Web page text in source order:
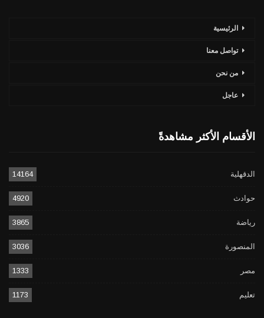
الرئيسية
تواصل معنا
من نحن
عاجل
الأقسام الأكثر مشاهدةً
الدقهلية 14164
حوادث 4920
رياضة 3865
المنصورة 3036
مصر 1333
تعليم 1173